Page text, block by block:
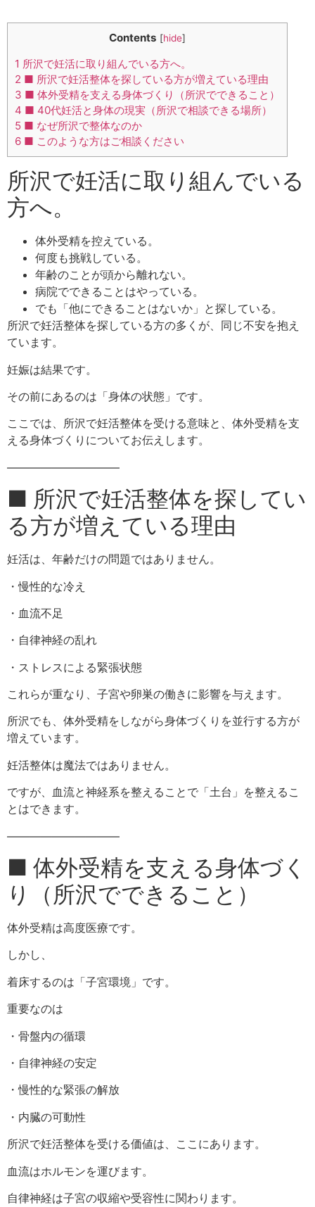
to
Contents [hide]
1 所沢で妊活に取り組んでいる方へ。
2 ■ 所沢で妊活整体を探している方が増えている理由
3 ■ 体外受精を支える身体づくり（所沢でできること）
4 ■ 40代妊活と身体の現実（所沢で相談できる場所）
5 ■ なぜ所沢で整体なのか
6 ■ このような方はご相談ください
所沢で妊活に取り組んでいる
方へ。
体外受精を控えている。
何度も挑戦している。
年齢のことが頭から離れない。
病院でできることはやっている。
でも「他にできることはないか」と探している。
所沢で妊活整体を探している方の多くが、同じ不安を抱え
ています。
妊娠は結果です。
その前にあるのは「身体の状態」です。
ここでは、所沢で妊活整体を受ける意味と、体外受精を支
える身体づくりについてお伝えします。
――――――――――
■ 所沢で妊活整体を探してい
る方が増えている理由
妊活は、年齢だけの問題ではありません。
・慢性的な冷え
・血流不足
・自律神経の乱れ
・ストレスによる緊張状態
これらが重なり、子宮や卵巣の働きに影響を与えます。
所沢でも、体外受精をしながら身体づくりを並行する方が
増えています。
妊活整体は魔法ではありません。
ですが、血流と神経系を整えることで「土台」を整えるこ
とはできます。
――――――――――
■ 体外受精を支える身体づく
り（所沢でできること）
体外受精は高度医療です。
しかし、
着床するのは「子宮環境」です。
重要なのは
・骨盤内の循環
・自律神経の安定
・慢性的な緊張の解放
・内臓の可動性
所沢で妊活整体を受ける価値は、ここにあります。
血流はホルモンを運びます。
自律神経は子宮の収縮や受容性に関わります。